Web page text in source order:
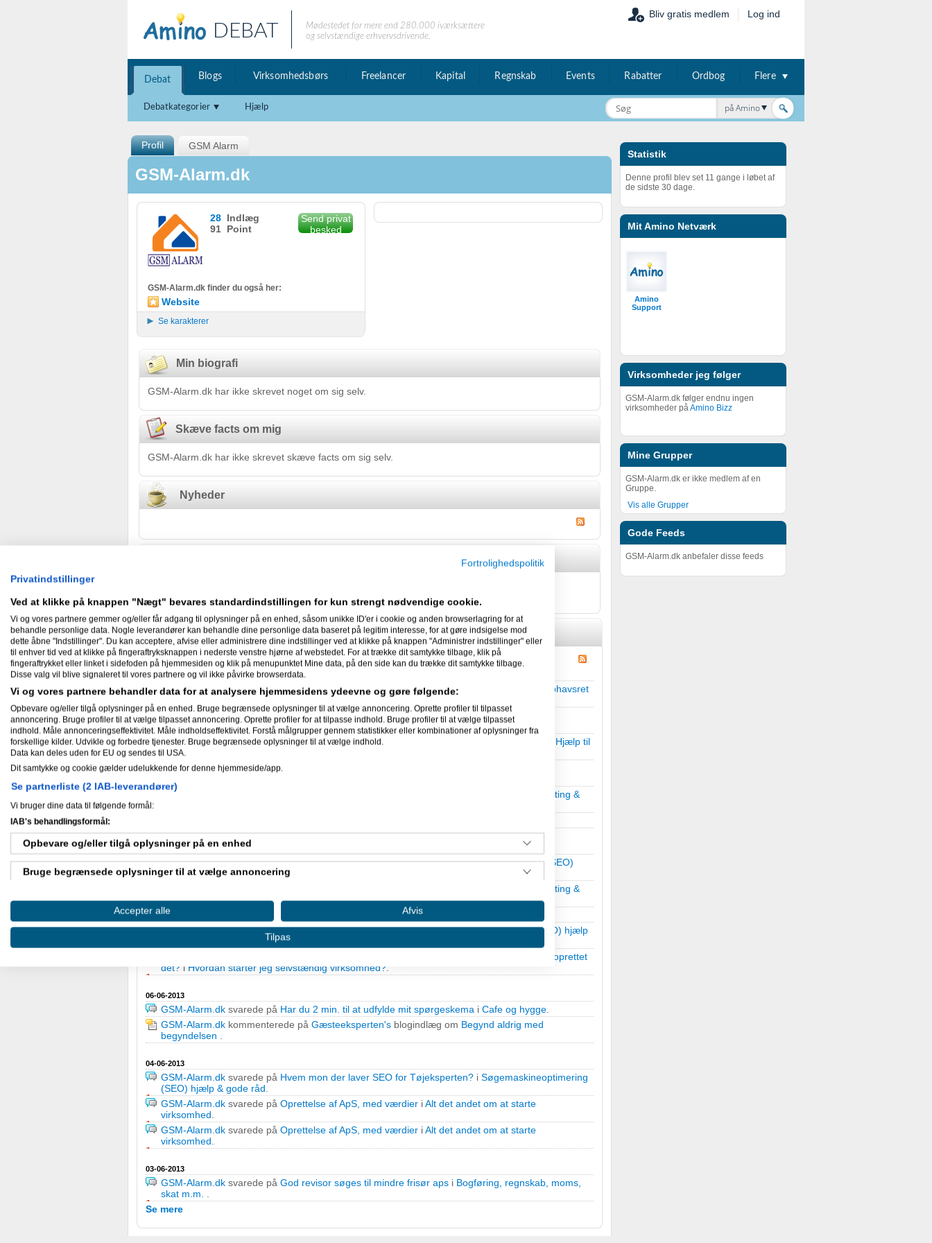
DEBAT
Mødestedet for mere end 280.000 iværksættere
og selvstændige erhvervsdrivende.
Bliv gratis medlem Log ind
Debat Blogs Virksomhedsbørs Freelancer Kapital Regnskab Events Rabatter Ordbog Flere
Debatkategorier Hjælp på Amino
Statistik
Denne profil blev set 11 gange i løbet af
de sidste 30 dage.
Mit Amino Netværk
Amino
Support
Virksomheder jeg følger
GSM-Alarm.dk følger endnu ingen
virksomheder påAmino Bizz
Mine Grupper
GSM-Alarm.dk er ikke medlem af en
Gruppe.
Vis alle Grupper
Gode Feeds
GSM-Alarm.dk anbefaler disse feeds
Profil GSM Alarm
GSM-Alarm.dk
28 Indlæg
91 Point
Send privat
besked
GSM-Alarm.dk finder du også her:
Website
Se karakterer
Min biografi
GSM-Alarm.dk har ikke skrevet noget om sig selv.
Skæve facts om mig
GSM-Alarm.dk har ikke skrevet skæve facts om sig selv.
Nyheder
Mine aktiviteter
10-08-2014
GSM-Alarm.dksvarede påEjer du din egen hjemmeside?iJura, kontrakter, lovgivning, ophavsret
10-06-2013
GSM-Alarm.dksvarede påMetode: Kunden betaler, hvad h*n synes, produktet er værd?
Hjælp til
salg (Ikke internet)
GSM-Alarm.dk
Online marketing &
07-06-2013
GSM-Alarm.dksvarede påHvad gør I ved SEO & Facebook?iSøgemaskineoptimering (SEO)
hjælp & gode råd.
Online marketing &
salg på webshops & websites.
GSM-Alarm.dk
Hvilken virksomhed skal jeg starte?
GSM-Alarm.dksvarede påHvorfor vil mine backlinks ikke?iSøgemaskineoptimering (SEO) hjælp
Drift + Holding selskabs konstruktion - nogen der selv har haft oprettet
det? i Hvordan starter jeg selvstændig virksomhed?
06-06-2013
GSM-Alarm.dk svarede på Har du 2 min. til at udfylde mit spørgeskema i Cafe og hygge
GSM-Alarm.dk kommenterede på Gæsteeksperten's blogindlæg om Begynd aldrig med
begyndelsen
04-06-2013
GSM-Alarm.dk svarede på Hvem mon der laver SEO for Tøjeksperten? i Søgemaskineoptimering
(SEO) hjælp & gode råd
GSM-Alarm.dk svarede på Oprettelse af ApS, med værdier iAlt det andet om at starte
virksomhed
GSM-Alarm.dk svarede på Oprettelse af ApS, med værdier iAlt det andet om at starte
virksomhed
03-06-2013
GSM-Alarm.dk svarede på God revisor søges til mindre frisør aps i Bogføring, regnskab, moms,
skat m.m.
Se mere
Fortrolighedspolitik
Privatindstillinger
Ved at klikke på knappen "Nægt" bevares standardindstillingen for kun strengt nødvendige cookie.
Vi og vores partnere gemmer og/eller får adgang til oplysninger på en enhed, såsom unikke ID'er i cookie og anden browserlagring for at
behandle personlige data. Nogle leverandører kan behandle dine personlige data baseret på legitim interesse, for at gøre indsigelse mod
dette åbne "Indstillinger". Du kan acceptere, afvise eller administrere dine indstillinger ved at klikke på knappen "Administrer indstillinger" eller
til enhver tid ved at klikke på fingeraftryksknappen i nederste venstre hjørne af webstedet. For at trække dit samtykke tilbage, klik på
fingeraftrykket eller linket i sidefoden på hjemmesiden og klik på menupunktet Mine data, på den side kan du trække dit samtykke tilbage.
Disse valg vil blive signaleret til vores partnere og vil ikke påvirke browserdata.
Vi og vores partnere behandler data for at analysere hjemmesidens ydeevne og gøre følgende:
Opbevare og/eller tilgå oplysninger på en enhed. Bruge begrænsede oplysninger til at vælge annoncering. Oprette profiler til tilpasset
annoncering. Bruge profiler til at vælge tilpasset annoncering. Oprette profiler for at tilpasse indhold. Bruge profiler til at vælge tilpasset
indhold. Måle annonceringseffektivitet. Måle indholdseffektivitet. Forstå målgrupper gennem statistikker eller kombinationer af oplysninger fra
forskellige kilder. Udvikle og forbedre tjenester. Bruge begrænsede oplysninger til at vælge indhold.
Data kan deles uden for EU og sendes til USA.
Dit samtykke og cookie gælder udelukkende for denne hjemmeside/app.
Se partnerliste (2 IAB-leverandører)
Vi bruger dine data til følgende formål:
IAB's behandlingsformål:
Opbevare og/eller tilgå oplysninger på en enhed
Bruge begrænsede oplysninger til at vælge annoncering
Oprette profiler til tilpasset annoncering
Bruge profiler til at vælge tilpasset annoncering
Måle annonceringseffektivitet
Forstå målgrupper gennem statistikker eller kombinationer af oplysninger fra forskellige
Bruge begrænsede oplysninger til at vælge indhold
Bruge præcise geografiske placeringsoplysninger
Identificere enheder baseret på aktivt anmodede oplysninger
Accepter alle Afvis
Tilpas